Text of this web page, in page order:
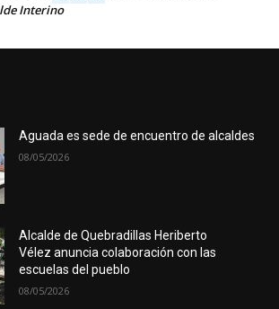
Interino
Aguada es sede de encuentro de alcaldes
08/05/2026
Alcalde de Quebradillas Heriberto
Vélez anuncia colaboración con las
escuelas del pueblo
08/05/2026